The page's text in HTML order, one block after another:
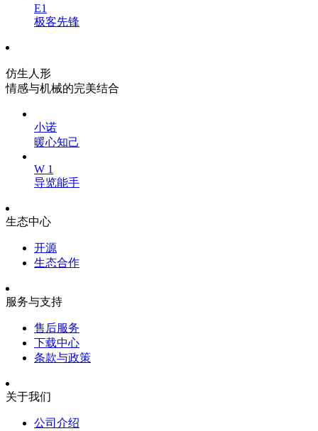
E1
极客先锋
仿生人形
情感与机械的完美结合
小诺
暖心知己
W 1
导览能手
生态中心
开源
生态合作
服务与支持
售后服务
下载中心
条款与政策
关于我们
公司介绍